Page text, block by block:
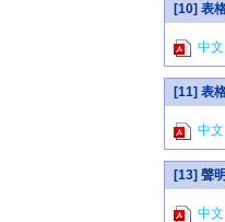
[10] 表
中文
[11] 表
中文
[13] 聲
中文